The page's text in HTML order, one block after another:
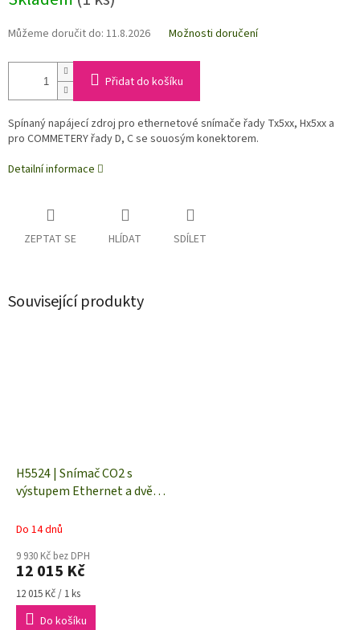
Můžeme doručit do: 11.8.2026 Možnosti doručení
Přidat do košíku
Spínaný napájecí zdroj pro ethernetové snímače řady Tx5xx, Hx5xx a
pro COMMETERY řady D, C se souosým konektorem.
Detailní informace
ZEPTAT SE HLÍDAT SDÍLET
Související produkty
H5524 | Snímač CO2 s
výstupem Ethernet a dvěma
Do 14 dnů
9 930 Kč bez DPH
12 015 Kč
Měrná
cena:
12 015 Kč / 1 ks
Do košíku